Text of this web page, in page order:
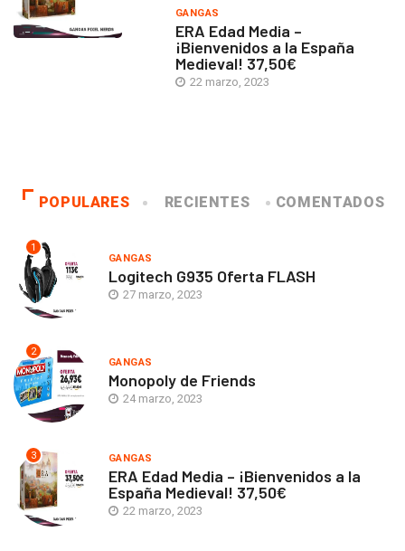
GANGAS
ERA Edad Media –
¡Bienvenidos a la España
Medieval! 37,50€
22 marzo, 2023
POPULARES RECIENTES COMENTADOS
1
GANGAS
Logitech G935 Oferta FLASH
27 marzo, 2023
2
GANGAS
Monopoly de Friends
24 marzo, 2023
3 GANGAS
ERA Edad Media – ¡Bienvenidos a la
España Medieval! 37,50€
22 marzo, 2023